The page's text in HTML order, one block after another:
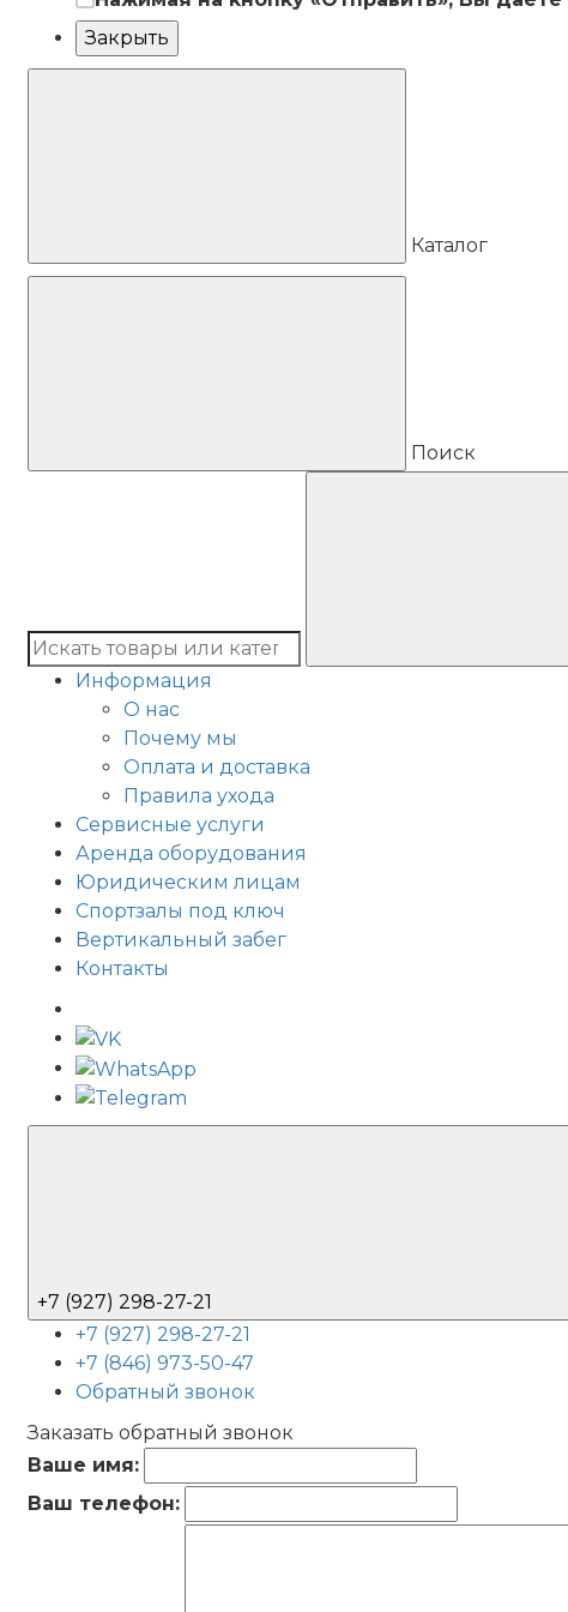
Закрыть
Каталог
Поиск
Информация
О нас
Почему мы
Оплата и доставка
Правила ухода
Сервисные услуги
Аренда оборудования
Юридическим лицам
Спортзалы под ключ
Вертикальный забег
Контакты
+7 (927) 298-27-21
+7 (927) 298-27-21
+7 (846) 973-50-47
Обратный звонок
Заказать обратный звонок
Ваше имя:
Ваш телефон: